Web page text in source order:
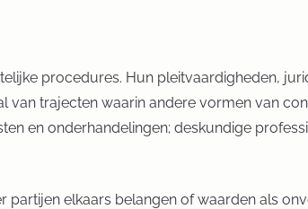
procedures. Hun pleitvaardigheden,
van trajecten waarin andere vormen van
en onderhandelingen; deskundige
elkaars belangen of waarden als